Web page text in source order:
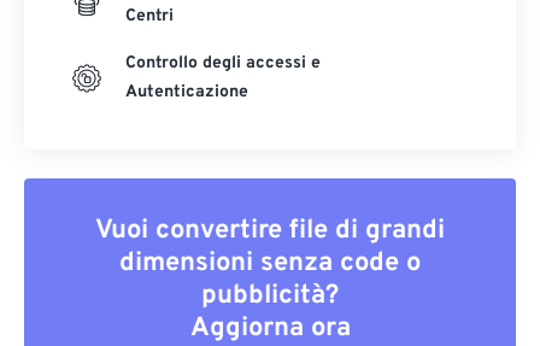
Centri
Controllo degli accessi e
Autenticazione
Vuoi convertire file di grandi
dimensioni senza code o
pubblicità?
Aggiorna ora